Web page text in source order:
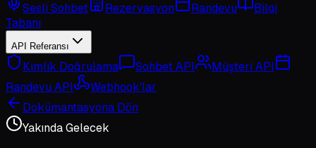
Sesli Sohbet Rezervasyon Randevu
Bilgi
Tabanı
API Referansı
Kimlik Doğrulama Sohbet API
Müşteri API
Randevu API
Webhook'lar
Dokümantasyona Dön
Yakında Gelecek